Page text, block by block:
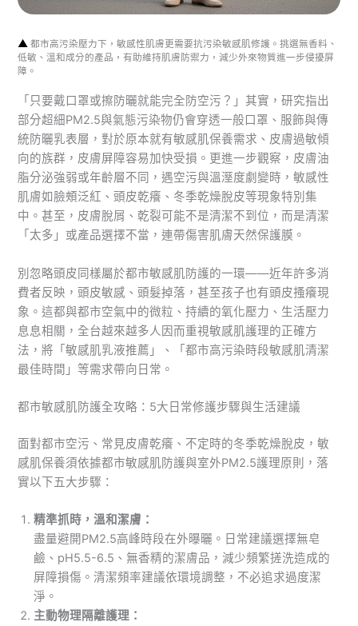
▲ 都市高污染壓力下，敏感性肌膚更需要抗污染敏感肌修護。挑選無香料、
低敏、溫和成分的產品，有助維持肌膚防禦力，減少外來物質進一步侵擾屏
障。
「只要戴口罩或擦防曬就能完全防空污？」其實，研究指出
部分超細PM2.5與氣態污染物仍會穿透一般口罩、服飾與傳
統防曬乳表層，對於原本就有敏感肌保養需求、皮膚過敏傾
向的族群，皮膚屏障容易加快受損。更進一步觀察，皮膚油
脂分泌強弱或年齡層不同，遇空污與溫溼度劇變時，敏感性
肌膚如臉頰泛紅、頭皮乾癢、冬季乾燥脫皮等現象特別集
中。甚至，皮膚脫屑、乾裂可能不是清潔不到位，而是清潔
「太多」或產品選擇不當，連帶傷害肌膚天然保護膜。
別忽略頭皮同樣屬於都市敏感肌防護的一環——近年許多消
費者反映，頭皮敏感、頭髮掉落，甚至孩子也有頭皮搔癢現
象。這都與都市空氣中的微粒、持續的氧化壓力、生活壓力
息息相關，全台越來越多人因而重視敏感肌護理的正確方
法，將「敏感肌乳液推薦」、「都市高污染時段敏感肌清潔
最佳時間」等需求帶向日常。
都市敏感肌防護全攻略：5大日常修護步驟與生活建議
面對都市空污、常見皮膚乾癢、不定時的冬季乾燥脫皮，敏
感肌保養須依據都市敏感肌防護與室外PM2.5護理原則，落
實以下五大步驟：
精準抓時，溫和潔膚：
盡量避開PM2.5高峰時段在外曝曬。日常建議選擇無皂
鹼、pH5.5-6.5、無香精的潔膚品，減少頻繁搓洗造成的
屏障損傷。清潔頻率建議依環境調整，不必追求過度潔
淨。
主動物理隔離護理：